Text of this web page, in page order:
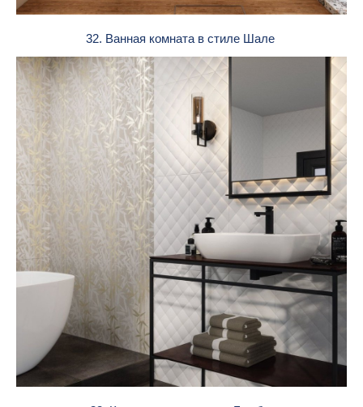
32. Ванная комната в стиле Шале